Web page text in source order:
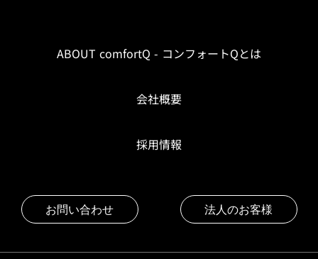
ABOUT comfortQ - コンフォートQとは
会社概要
採用情報
お問い合わせ 法人のお客様